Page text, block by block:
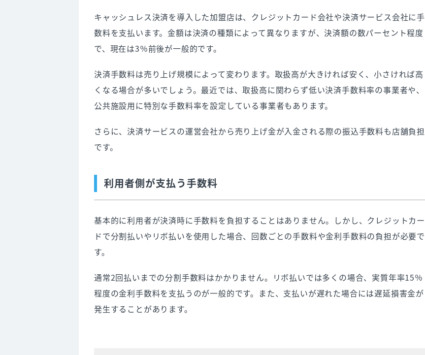
キャッシュレス決済を導入した加盟店は、クレジットカード会社や決済サービス会社に手
数料を支払います。金額は決済の種類によって異なりますが、決済額の数パーセント程度
で、現在は3％前後が一般的です。
決済手数料は売り上げ規模によって変わります。取扱高が大きければ安く、小さければ高
くなる場合が多いでしょう。最近では、取扱高に関わらず低い決済手数料率の事業者や、
公共施設用に特別な手数料率を設定している事業者もあります。
さらに、決済サービスの運営会社から売り上げ金が入金される際の振込手数料も店舗負担
です。
利用者側が支払う手数料
基本的に利用者が決済時に手数料を負担することはありません。しかし、クレジットカー
ドで分割払いやリボ払いを使用した場合、回数ごとの手数料や金利手数料の負担が必要で
す。
通常2回払いまでの分割手数料はかかりません。リボ払いでは多くの場合、実質年率15％
程度の金利手数料を支払うのが一般的です。また、支払いが遅れた場合には遅延損害金が
発生することがあります。